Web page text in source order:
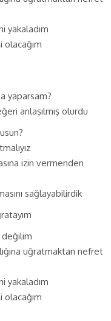
yakaladım
olacağım
yaparsam?
anlaşılmış olurdu
izin vermenden
sağlayabilirdik
değilim
uğratmaktan nefret
yakaladım
olacağım